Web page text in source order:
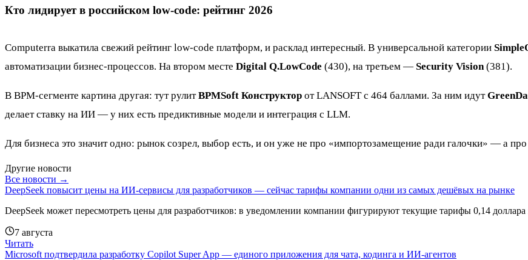
Кто лидирует в российском low-code: рейтинг 2026
Computerra выкатила свежий рейтинг low-code платформ, и расклад интересный. В универсальной категории
автоматизации бизнес-процессов. На втором месте Digital Q.LowCode (430), на третьем — Security Vision(381).
В BPM-сегменте картина другая: тут рулитBPMSoft Конструктор от LANSOFT с 464 баллами. За ним идут
делает ставку на ИИ — у них есть предиктивные модели и интеграция с LLM.
Для бизнеса это значит одно: рынок созрел, выбор есть, и он уже не про «импортозамещение ради галочки» — а
Другие новости
Все новости →
DeepSeek повысит цены на ИИ-сервисы для разработчиков — сейчас тарифы компании одни из самых дешёвых на рынке
DeepSeek может пересмотреть цены для разработчиков: в уведомлении компании фигурируют текущие тарифы 0,14
7 августа
Читать
Microsoft подтвердила разработку Copilot Super App — единого приложения для чата, кодинга и ИИ-агентов